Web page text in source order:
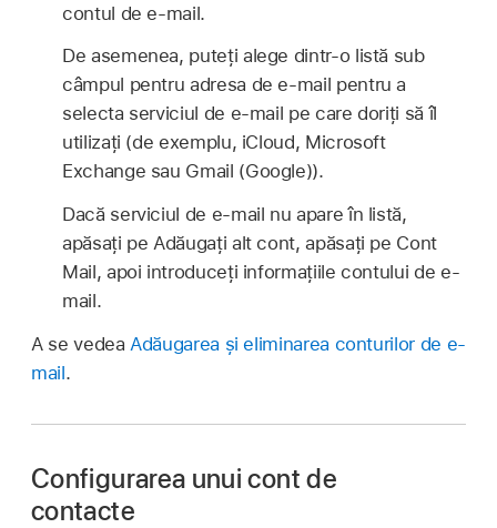
contul de e‑mail.
De asemenea, puteți alege dintr-o listă sub
câmpul pentru adresa de e‑mail pentru a
selecta serviciul de e‑mail pe care doriți să îl
utilizați (de exemplu, iCloud, Microsoft
Exchange sau Gmail (Google)).
Dacă serviciul de e-mail nu apare în listă,
apăsați pe Adăugați alt cont, apăsați pe Cont
Mail, apoi introduceți informațiile contului de e-
mail.
A se vedea Adăugarea și eliminarea conturilor de e-
mail.
Configurarea unui cont de
contacte